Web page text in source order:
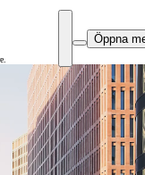
Öppna